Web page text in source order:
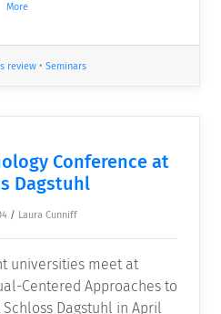
More
review • Seminars
Conference at
Dagstuhl
/ Laura Cunniff
universities meet at
Centered Approaches to
Dagstuhl in April